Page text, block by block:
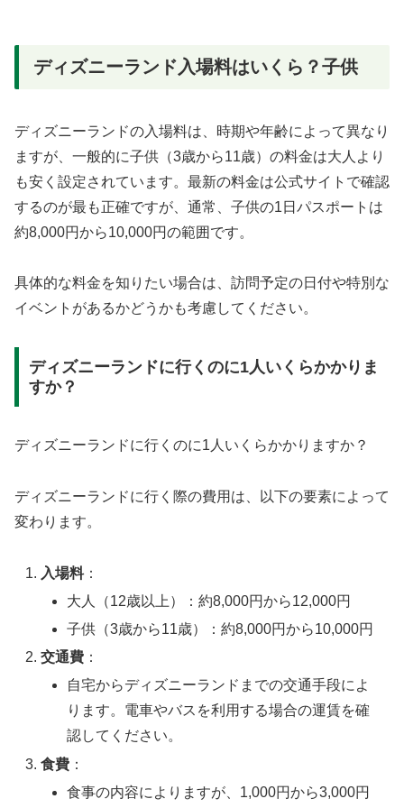
ディズニーランド入場料はいくら？子供
ディズニーランドの入場料は、時期や年齢によって異なり
ますが、一般的に子供（3歳から11歳）の料金は大人より
も安く設定されています。最新の料金は公式サイトで確認
するのが最も正確ですが、通常、子供の1日パスポートは
約8,000円から10,000円の範囲です。
具体的な料金を知りたい場合は、訪問予定の日付や特別な
イベントがあるかどうかも考慮してください。
ディズニーランドに行くのに1人いくらかかりま
すか？
ディズニーランドに行くのに1人いくらかかりますか？
ディズニーランドに行く際の費用は、以下の要素によって
変わります。
入場料：
大人（12歳以上）：約8,000円から12,000円
子供（3歳から11歳）：約8,000円から10,000円
交通費 ：
自宅からディズニーランドまでの交通手段によ
ります。電車やバスを利用する場合の運賃を確
認してください。
食費 ：
食事の内容によりますが、1,000円から3,000円